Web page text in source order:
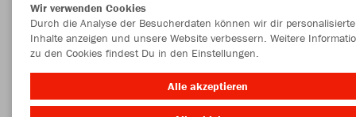
Wir verwenden Cookies
Durch die Analyse der Besucherdaten können wir dir personalisierte
Inhalte anzeigen und unsere Website verbessern. Weitere
zu den Cookies findest Du in den Einstellungen.
Alle akzeptieren